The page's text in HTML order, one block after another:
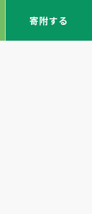
寄附する